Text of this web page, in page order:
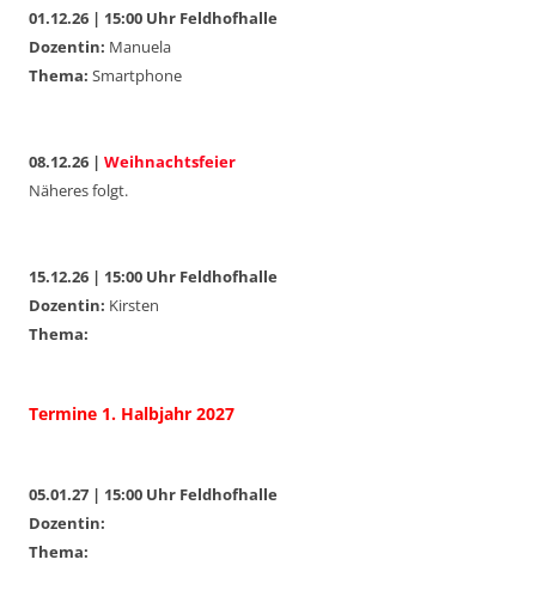
01.12.26 | 15:00 Uhr Feldhofhalle
Dozentin: Manuela
Thema: Smartphone
08.12.26 | Weihnachtsfeier
Näheres folgt.
15.12.26 | 15:00 Uhr Feldhofhalle
Dozentin: Kirsten
Thema:
Termine 1. Halbjahr 2027
05.01.27 | 15:00 Uhr Feldhofhalle
Dozentin:
Thema: